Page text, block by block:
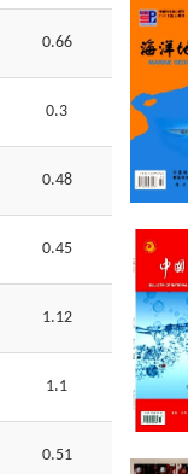
0.66
0.3
0.48
0.45
1.12
1.1
0.51